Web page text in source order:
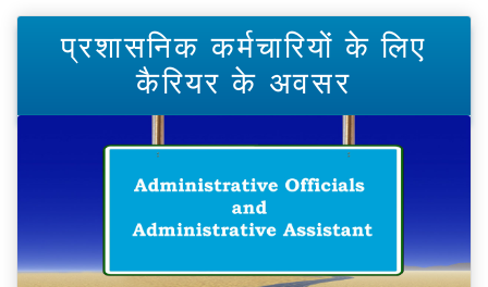
प्रशासनिक कर्मचारियों के लिए
कैरियर के अवसर